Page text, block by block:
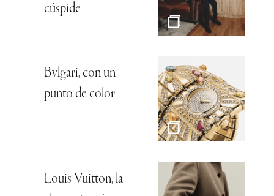
cúspide
Bvlgari, con un
punto de color
Louis Vuitton, la